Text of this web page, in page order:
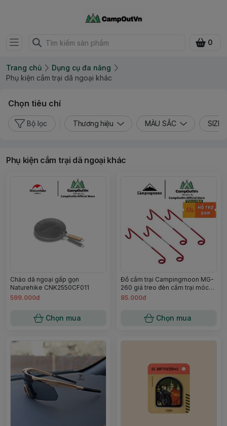
0
Trang chủ
Dụng cụ đa năng
Phụ kiện cắm trại dã ngoại khác
Chọn tiêu chí
Bộ lọc Thương hiệu MÀU SẮC SIZE
Phụ kiện cắm trại dã ngoại khác
Chảo dã ngoại gấp gọn
Naturehike CNK2550CF011
599.000đ
Chọn mua
Đồ cắm trại Campingmoon MG-
260 giá treo đèn cắm trại móc
trụ du lịch dã ngoại Campoutvn
85.000đ
Chọn mua